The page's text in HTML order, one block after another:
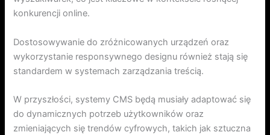
konkurencji online.
Dostosowywanie do zróżnicowanych urządzeń oraz
wykorzystanie responsywnego designu również stają się
standardem w systemach zarządzania treścią.
W przyszłości, systemy CMS będą musiały adaptować się
do dynamicznych potrzeb użytkowników oraz
zmieniających się trendów cyfrowych, takich jak sztuczna